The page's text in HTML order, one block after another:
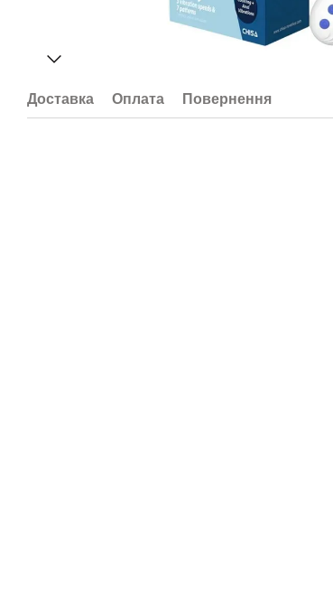
Доставка Оплата Повернення